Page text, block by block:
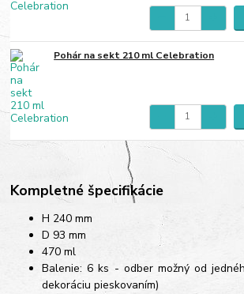
Pohár na sekt 210 ml Celebration
Kompletné špecifikácie
H 240 mm
D 93 mm
470 ml
Balenie: 6 ks - odber možný od
dekoráciu pieskovaním)